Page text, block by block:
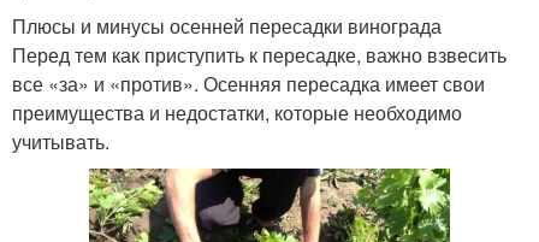
Плюсы и минусы осенней пересадки винограда
Перед тем как приступить к пересадке, важно взвесить
все «за» и «против». Осенняя пересадка имеет свои
преимущества и недостатки, которые необходимо
учитывать.